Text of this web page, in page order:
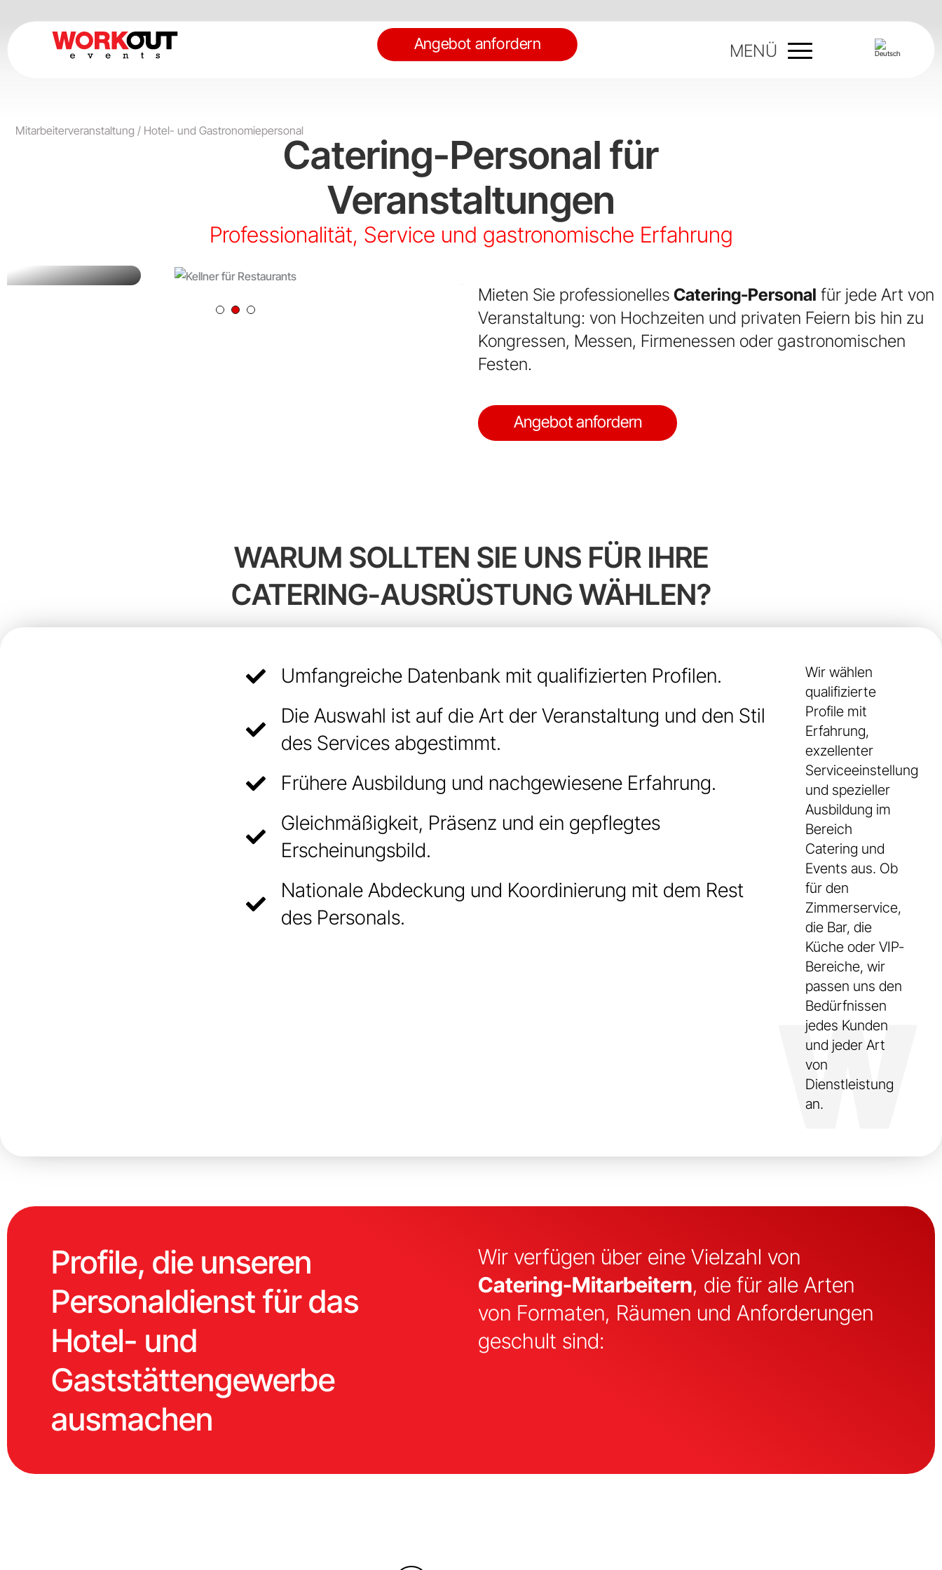
Inhalt
Angebot anfordern MENÜ
Mitarbeiterveranstaltung / Hotel- und Gastronomiepersonal
Catering-Personal für
Veranstaltungen
Professionalität, Service und gastronomische Erfahrung
Restaurant-
Kellner
Veranstaltungen
Mieten Sie professionelles Catering-Personal für jede Art von
Veranstaltung: von Hochzeiten und privaten Feiern bis hin zu
Kongressen, Messen, Firmenessen oder gastronomischen
Festen.
Angebot anfordern
WARUM SOLLTEN SIE UNS FÜR IHRE
CATERING-AUSRÜSTUNG WÄHLEN?
Umfangreiche Datenbank mit qualifizierten Profilen.
Die Auswahl ist auf die Art der Veranstaltung und den Stil
des Services abgestimmt.
Frühere Ausbildung und nachgewiesene Erfahrung.
Gleichmäßigkeit, Präsenz und ein gepflegtes
Erscheinungsbild.
Nationale Abdeckung und Koordinierung mit dem Rest
des Personals.
Wir wählen
qualifizierte
Profile mit
Erfahrung,
exzellenter
Serviceeinstellung
und spezieller
Ausbildung im
Bereich
Catering und
Events aus. Ob
für den
Zimmerservice,
die Bar, die
Küche oder VIP-
Bereiche, wir
passen uns den
Bedürfnissen
jedes Kunden
und jeder Art
von
Dienstleistung
an.
Profile, die unseren
Personaldienst für das
Hotel- und
Gaststättengewerbe
ausmachen
Wir verfügen über eine Vielzahl von
Catering-Mitarbeitern, die für alle Arten
von Formaten, Räumen und Anforderungen
geschult sind: